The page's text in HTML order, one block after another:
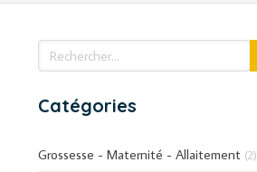
Rechercher
Catégories
Grossesse - Maternité - Allaitement (2)